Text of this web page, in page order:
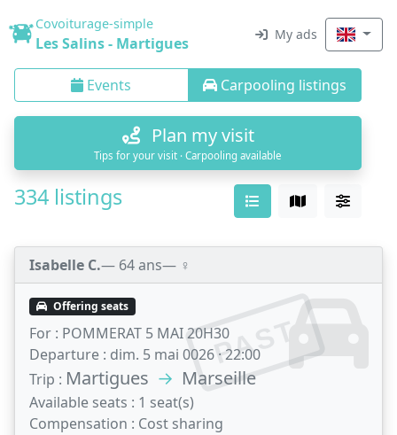
Covoiturage-simple
Les Salins - Martigues My ads
Events Carpooling listings
Plan my visit
Tips for your visit · Carpooling available
334 listings
Isabelle C.— 64 ans— ♀️
PAST
Offering seats
For : POMMERAT 5 MAI 20H30
Departure : dim. 5 mai 0026 · 22:00
Trip : Martigues → Marseille
Available seats : 1 seat(s)
Compensation : Cost sharing